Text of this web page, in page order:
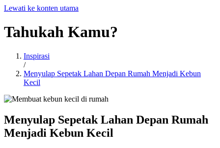
Lewati ke konten utama
Tahukah Kamu?
Inspirasi
/
Menyulap Sepetak Lahan Depan Rumah Menjadi Kebun
Kecil
Menyulap Sepetak Lahan Depan Rumah
Menjadi Kebun Kecil